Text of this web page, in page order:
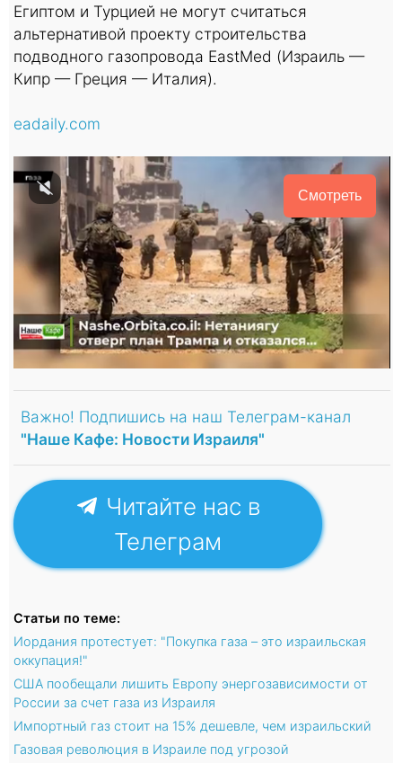
Египтом и Турцией не могут считаться
альтернативой проекту строительства
подводного газопровода EastMed (Израиль —
Кипр — Греция — Италия).
eadaily.com
Смотреть
Важно! Подпишись на наш Телеграм-канал
"Наше Кафе: Новости Израиля"
Читайте нас в
Телеграм
Статьи по теме:
Иордания протестует: "Покупка газа – это израильская
оккупация!"
США пообещали лишить Европу энергозависимости от
России за счет газа из Израиля
Импортный газ стоит на 15% дешевле, чем израильский
Газовая революция в Израиле под угрозой